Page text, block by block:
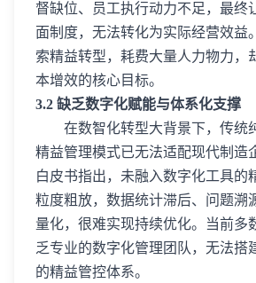
督缺位、员工执行动力不足，最终
面制度，无法转化为实际经营效益
索精益转型，耗费大量人力物力，
本增效的核心目标。
3.2 缺乏数字化赋能与体系化支撑
在数智化转型大背景下，传统
精益管理模式已无法适配现代制造
白皮书指出，未融入数字化工具的
粒度粗放，数据统计滞后、问题溯
量化，很难实现持续优化。当前多
乏专业的数字化管理团队，无法搭
的精益管控体系。